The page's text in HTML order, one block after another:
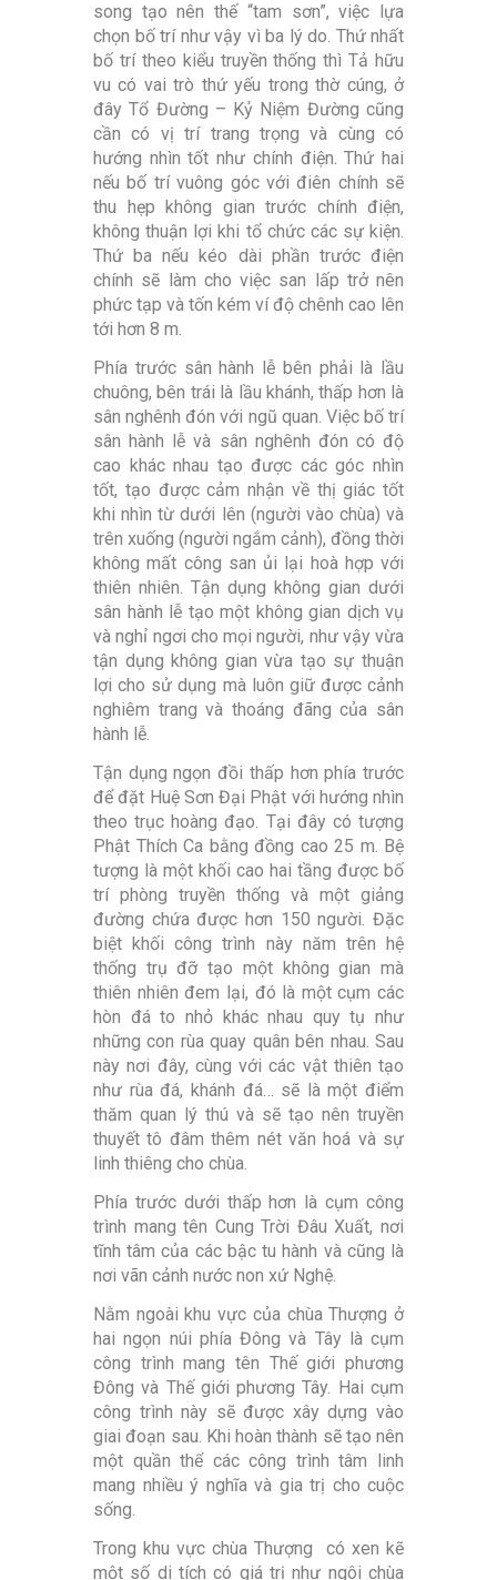
song tạo nên thế “tam sơn”, việc lựa
chọn bố trí như vậy vì ba lý do. Thứ nhất
bố trí theo kiểu truyền thống thì Tả hữu
vu có vai trò thứ yếu trong thờ cúng, ở
đây Tổ Đường – Kỷ Niệm Đường cũng
cần có vị trí trang trọng và cùng có
hướng nhìn tốt như chính điện. Thứ hai
nếu bố trí vuông góc với điên chính sẽ
thu hẹp không gian trước chính điện,
không thuận lợi khi tổ chức các sự kiện.
Thứ ba nếu kéo dài phần trước điện
chính sẽ làm cho việc san lấp trở nên
phức tạp và tốn kém ví độ chênh cao lên
tới hơn 8 m.
Phía trước sân hành lễ bên phải là lầu
chuông, bên trái là lầu khánh, thấp hơn là
sân nghênh đón với ngũ quan. Việc bố trí
sân hành lễ và sân nghênh đón có độ
cao khác nhau tạo được các góc nhìn
tốt, tạo được cảm nhận về thị giác tốt
khi nhìn từ dưới lên (người vào chùa) và
trên xuống (người ngắm cảnh), đồng thời
không mất công san ủi lại hoà hợp với
thiên nhiên. Tận dụng không gian dưới
sân hành lễ tạo một không gian dịch vụ
và nghỉ ngơi cho mọi người, như vậy vừa
tận dụng không gian vừa tạo sự thuận
lợi cho sử dụng mà luôn giữ được cảnh
nghiêm trang và thoáng đãng của sân
hành lễ.
Tận dụng ngọn đồi thấp hơn phía trước
để đặt Huệ Sơn Đại Phật với hướng nhìn
theo trục hoàng đạo. Tại đây có tượng
Phật Thích Ca bằng đồng cao 25 m. Bệ
tượng là một khối cao hai tầng được bố
trí phòng truyền thống và một giảng
đường chứa được hơn 150 người. Đặc
biệt khối công trình này năm trên hệ
thống trụ đỡ tạo một không gian mà
thiên nhiên đem lại, đó là một cụm các
hòn đá to nhỏ khác nhau quy tụ như
những con rùa quay quân bên nhau. Sau
này nơi đây, cùng với các vật thiên tạo
như rùa đá, khánh đá… sẽ là một điểm
thăm quan lý thú và sẽ tạo nên truyền
thuyết tô đâm thêm nét văn hoá và sự
linh thiêng cho chùa.
Phía trước dưới thấp hơn là cụm công
trình mang tên Cung Trời Đâu Xuất, nơi
tĩnh tâm của các bậc tu hành và cũng là
nơi vãn cảnh nước non xứ Nghệ.
Nằm ngoài khu vực của chùa Thượng ở
hai ngọn núi phía Đông và Tây là cụm
công trình mang tên Thế giới phương
Đông và Thế giới phương Tây. Hai cụm
công trình này sẽ được xây dựng vào
giai đoạn sau. Khi hoàn thành sẽ tạo nên
một quần thể các công trình tâm linh
mang nhiều ý nghĩa và gia trị cho cuộc
sống.
Trong khu vực chùa Thượng có xen kẽ
một số di tích có giá trị như ngôi chùa